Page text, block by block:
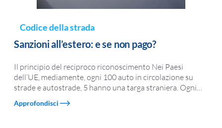
Codice della strada
Sanzioni all’estero: e se non pago?
Il principio del reciproco riconoscimento Nei Paesi
dell’UE, mediamente, ogni 100 auto in circolazione su
strade e autostrade, 5 hanno una targa straniera. Ogni…
Approfondisci